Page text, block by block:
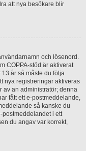
att nya besökare blir
och lösenord.
COPPA-stöd är aktiverat
år så måste du följa
nya registreringar aktiveras
av an administratör; denna
fått ett e-postmeddelande,
så kanske du
postmeddelandet i ett
du angav var korrekt,